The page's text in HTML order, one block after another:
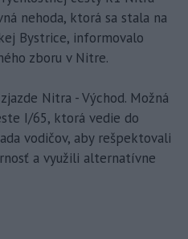
nehoda, ktorá sa stala na
Bystrice, informovalo
zboru v Nitre.
Nitra - Východ. Možná
I/65, ktorá vedie do
vodičov, aby rešpektovali
a využili alternatívne